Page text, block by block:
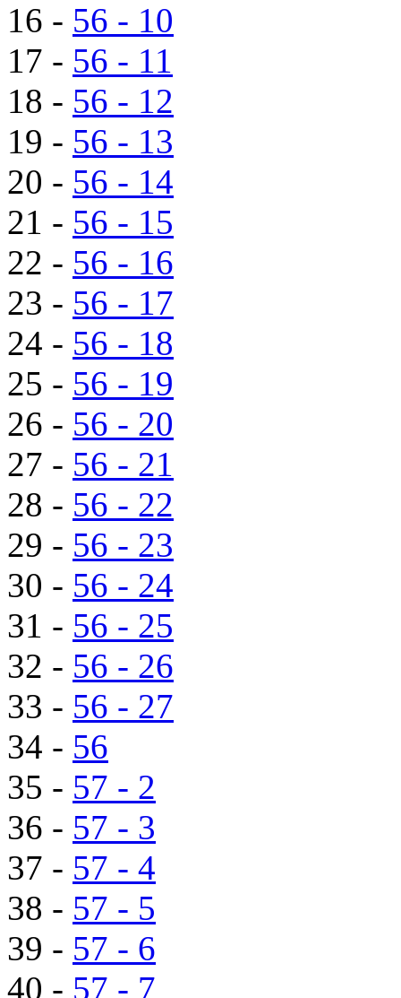
16 - 56 - 10
17 - 56 - 11
18 - 56 - 12
19 - 56 - 13
20 - 56 - 14
21 - 56 - 15
22 - 56 - 16
23 - 56 - 17
24 - 56 - 18
25 - 56 - 19
26 - 56 - 20
27 - 56 - 21
28 - 56 - 22
29 - 56 - 23
30 - 56 - 24
31 - 56 - 25
32 - 56 - 26
33 - 56 - 27
34 - 56
35 - 57 - 2
36 - 57 - 3
37 - 57 - 4
38 - 57 - 5
39 - 57 - 6
40 - 57 - 7